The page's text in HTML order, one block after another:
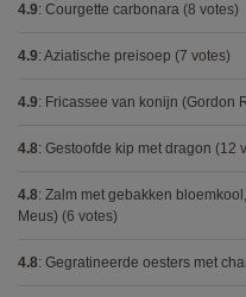
4.9: Courgette carbonara (8 votes)
4.9: Aziatische preisoep (7 votes)
4.9: Fricassee van konijn (Gordon
4.8: Gestoofde kip met dragon (12
4.8: Zalm met gebakken
Meus) (6 votes)
4.8: Gegratineerde oesters met